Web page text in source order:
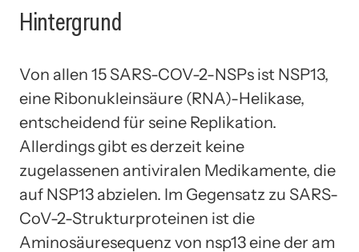
Hintergrund
Von allen 15 SARS-COV-2-NSPs ist NSP13,
eine Ribonukleinsäure (RNA)-Helikase,
entscheidend für seine Replikation.
Allerdings gibt es derzeit keine
zugelassenen antiviralen Medikamente, die
auf NSP13 abzielen. Im Gegensatz zu SARS-
CoV-2-Strukturproteinen ist die
Aminosäuresequenz von nsp13 eine der am